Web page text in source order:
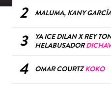
2 MALUMA, KANY
3
YA ICE DILAN X REY
HELABUSADOR
4 OMAR COURTZKOKO